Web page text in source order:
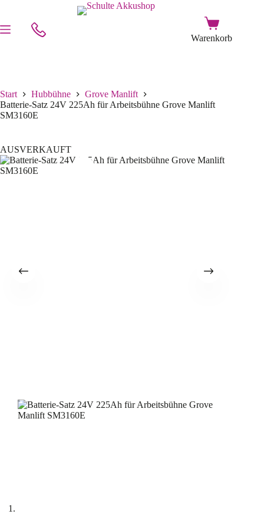
Start Hubbühne
Grove Manlift
Batterie-Satz 24V 225Ah für Arbeitsbühne Grove Manlift
SM3160E
AUSVERKAUFT